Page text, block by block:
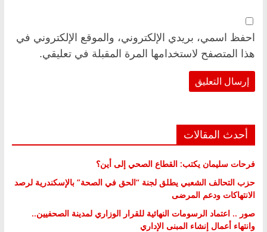
احفظ اسمي، بريدي الإلكتروني، والموقع الإلكتروني في
هذا المتصفح لاستخدامها المرة المقبلة في تعليقي.
أحدث المقالات
فرحات سليمان يكتب: القطاع الصحي إلى أين؟
حزب التحالف الشعبي يطلق لجنة “الحق في الصحة” بالإسكندرية لرصد
الانتهاكات ودعم المرضى
صور .. اعتماد الرسومات النهائية للقرار الوزاري لمدينة الصحفيين..
وانتهاء أعمال إنشاء المبنى الإداري